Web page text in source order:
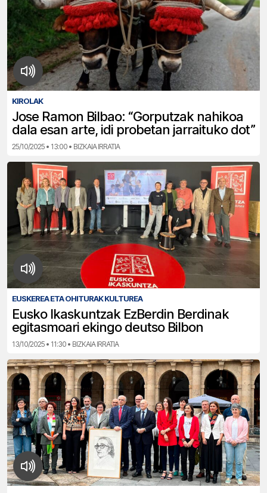
KIROLAK
Jose Ramon Bilbao: “Gorputzak nahikoa
dala esan arte, idi probetan jarraituko dot”
25/10/2025 • 13:00 • BIZKAIA IRRATIA
EUSKEREA ETA OHITURAK KULTUREA
Eusko Ikaskuntzak EzBerdin Berdinak
egitasmoari ekingo deutso Bilbon
13/10/2025 • 11:30 • BIZKAIA IRRATIA